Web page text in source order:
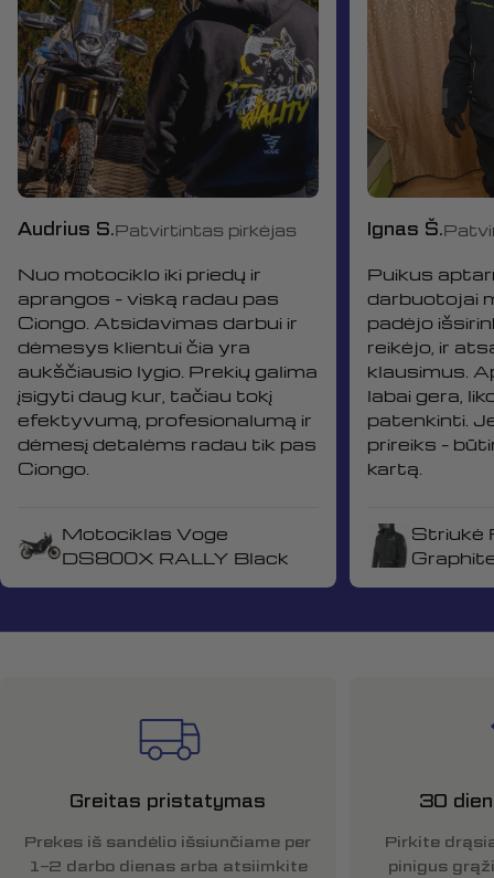
Audrius S.Patvirtintas pirkėjas
Nuo motociklo iki priedų ir
aprangos – viską radau pas
Ciongo. Atsidavimas darbui ir
dėmesys klientui čia yra
aukščiausio lygio. Prekių galima
įsigyti daug kur, tačiau tokį
efektyvumą, profesionalumą ir
dėmesį detalėms radau tik pas
Ciongo.
Motociklas Voge
DS800X RALLY Black
Ignas Š.
Puikus
darbuotojai
padėjo
reikėjo, ir
klausimus.
labai gera,
patenkinti.
prireiks –
kartą.
Striukė
Greitas pristatymas
Prekes iš sandėlio išsiunčiame per
1–2 darbo dienas arba atsiimkite
30
Pirkite
pinigus